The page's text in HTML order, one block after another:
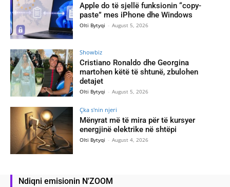
Apple do të sjellë funksionin “copy-
paste” mes iPhone dhe Windows
Olti Bytyqi - August 5, 2026
Showbiz
Cristiano Ronaldo dhe Georgina
martohen këtë të shtunë, zbulohen
detajet
Olti Bytyqi - August 5, 2026
Çka s'nin njeri
Mënyrat më të mira për të kursyer
energjinë elektrike në shtëpi
Olti Bytyqi - August 4, 2026
Ndiqni emisionin N'ZOOM